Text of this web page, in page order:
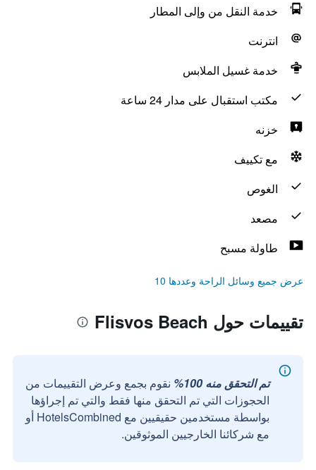
خدمة النقل من وإلى المطار
انترنت
خدمة غسيل الملابس
مكتب استقبال على مدار 24 ساعة
خزنه
مع تكييف
الغوص
مصعد
طاولة مسبح
عرض جميع وسائل الراحة وعددها 10
تقييمات حول Flisvos Beach
تم التحقق منه 100%
نقوم بجمع وعرض التقييمات من
الحجوزات التي تم التحقق منها فقط والتي تم إجراؤها
بواسطة مستخدمين حقيقيين مع HotelsCombined أو
مع شركائنا الخارجيين الموثوقين.